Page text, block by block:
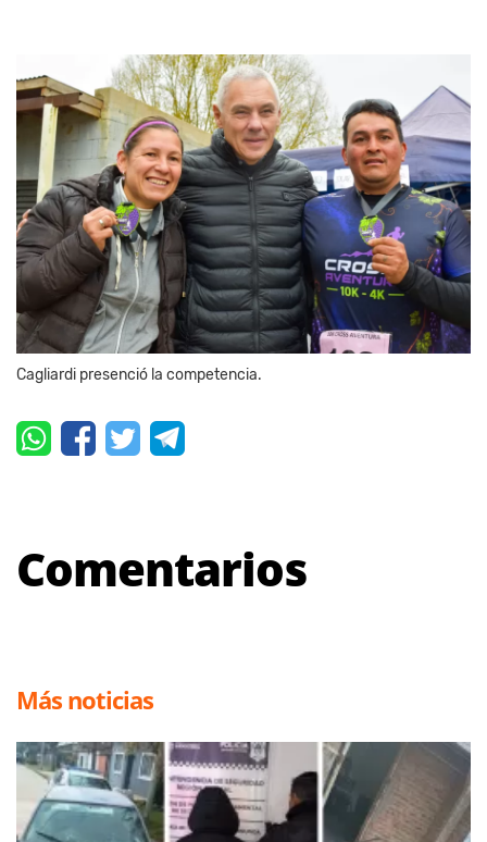
Cagliardi presenció la competencia.
Comentarios
Más noticias